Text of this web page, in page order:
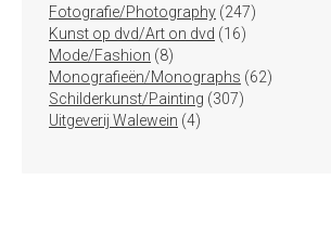
Fotografie/Photography 247247
Kunst op dvd/Art on dvd 1616
Mode/Fashion 88
producten
Monografieën/Monographs 6262
Schilderkunst/Painting 307307
Uitgeverij Walewein 44